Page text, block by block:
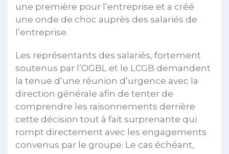
une première pour l’entreprise et a créé
une onde de choc auprès des salariés de
l’entreprise.
Les représentants des salariés, fortement
soutenus par l’OGBL et le LCGB demandent
la tenue d’une réunion d’urgence avec la
direction générale afin de tenter de
comprendre les raisonnements derrière
cette décision tout à fait surprenante qui
rompt directement avec les engagements
convenus par le groupe. Le cas échéant,